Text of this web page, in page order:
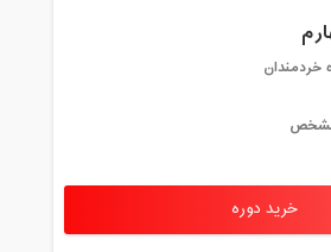
خردمندان
خرید دوره